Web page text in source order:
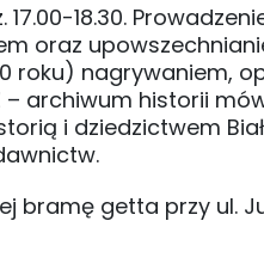
18.30.
oraz
roku) nagrywaniem,
archiwum historii
i dziedzictwem
bramę getta przy ul.